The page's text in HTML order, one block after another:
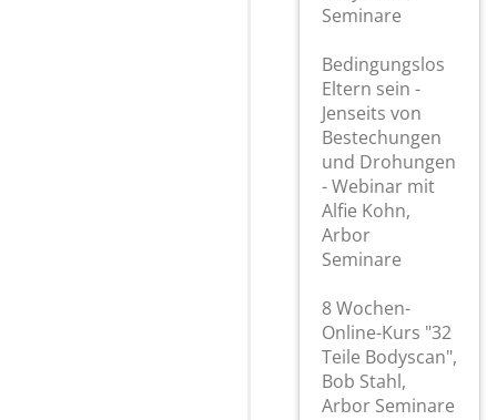
Seminare
Bedingungslos
Eltern sein -
Jenseits von
Bestechungen
und Drohungen
- Webinar mit
Alfie Kohn,
Arbor
Seminare
8 Wochen-
Online-Kurs "32
Teile Bodyscan",
Bob Stahl,
Arbor Seminare